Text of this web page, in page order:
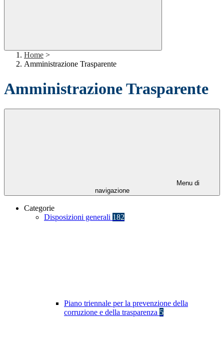
Home >
Amministrazione Trasparente
Amministrazione Trasparente
Menu di
navigazione
Categorie
Disposizioni generali 182
Piano triennale per la prevenzione della
corruzione e della trasparenza 5